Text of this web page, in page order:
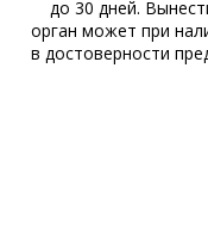
до 30 дней.
орган может при
в достоверности